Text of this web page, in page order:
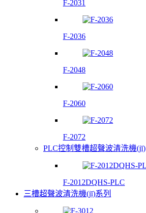
F-2031
F-2036
F-2048
F-2060
F-2072
PLC控制雙槽超聲波清洗機(jī)
F-2012DQHS-PLC
三槽超聲波清洗機(jī)系列